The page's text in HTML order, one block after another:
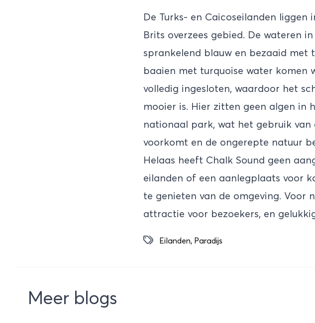
De Turks- en Caicoseilanden
Brits overzees gebied. De wateren
sprankelend blauw en bezaaid met
baaien met turquoise water komen
volledig ingesloten, waardoor het
mooier is. Hier zitten geen algen in
nationaal park, wat het gebruik
voorkomt en de ongerepte natuur
Helaas heeft Chalk Sound geen
eilanden of een aanlegplaats voor
te genieten van de omgeving. Voor
attractie voor bezoekers, en
Eilanden, Paradijs
Meer blogs